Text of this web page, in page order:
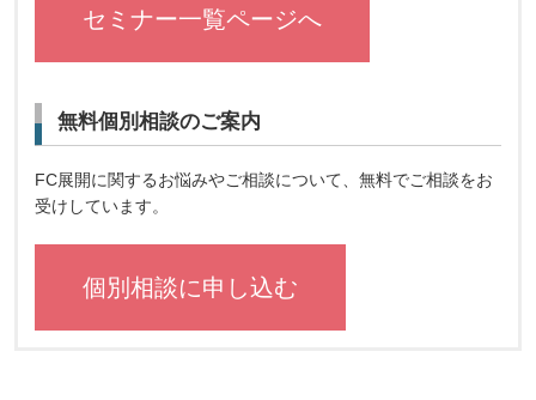
セミナー一覧ページへ
無料個別相談のご案内
FC展開に関するお悩みやご相談について、無料でご相談をお
受けしています。
個別相談に申し込む